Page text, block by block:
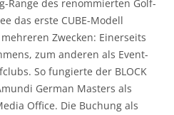
Range des renommierten Golf-
das erste CUBE-Modell
Zwecken: Einerseits
zum anderen als Event-
So fungierte der BLOCK
German Masters als
Office. Die Buchung als